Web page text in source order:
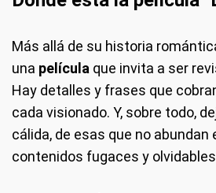
Más allá de su historia
una película que invita a ser
Hay detalles y frases que
cada visionado. Y, sobre todo,
cálida, de esas que no abundan
contenidos fugaces y